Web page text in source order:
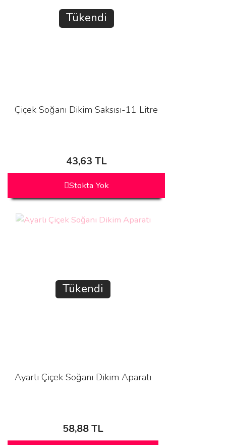
Tükendi
Çiçek Soğanı Dikim Saksısı-11 Litre
43,63 TL
Stokta Yok
Tükendi
Ayarlı Çiçek Soğanı Dikim Aparatı
58,88 TL